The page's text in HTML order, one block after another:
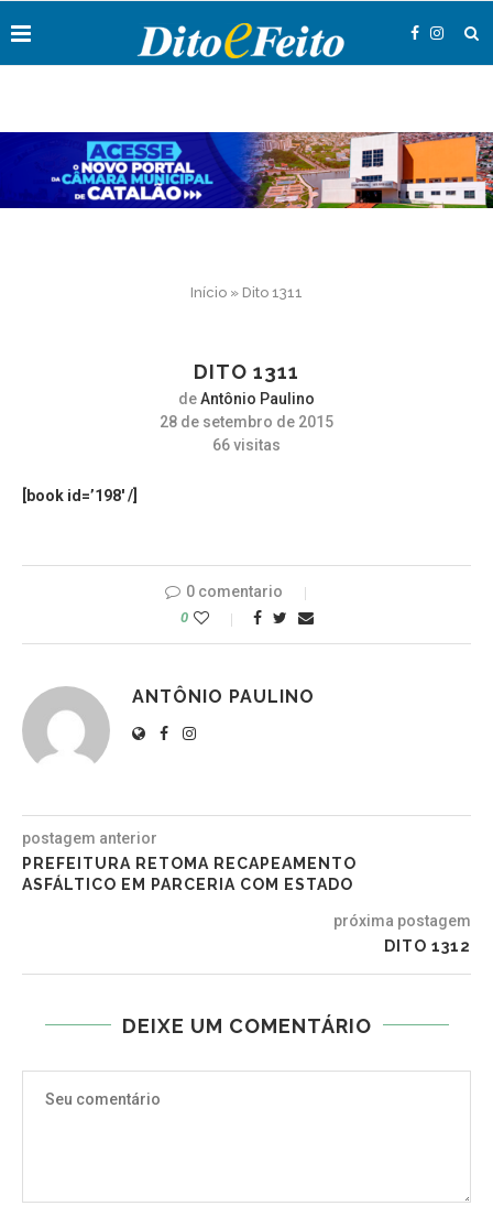
Início » Dito 1311
DITO 1311
deAntônio Paulino
28 de setembro de 2015
66visitas
[book id=’198′ /]
0 comentario
0
ANTÔNIO PAULINO
postagem anterior
PREFEITURA RETOMA RECAPEAMENTO
ASFÁLTICO EM PARCERIA COM ESTADO
próxima postagem
DITO 1312
DEIXE UM COMENTÁRIO